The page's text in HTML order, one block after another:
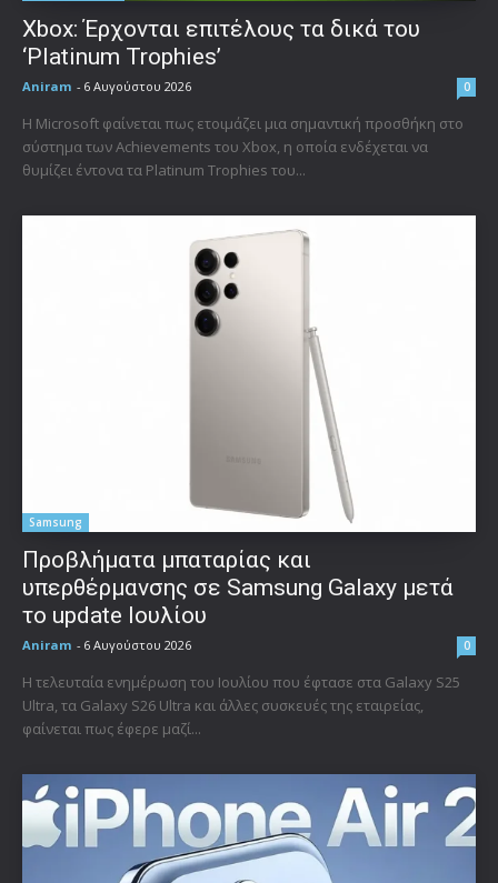
Xbox: Έρχονται επιτέλους τα δικά του
‘Platinum Trophies’
Aniram - 6 Αυγούστου 2026 0
Η Microsoft φαίνεται πως ετοιμάζει μια σημαντική προσθήκη στο
σύστημα των Achievements του Xbox, η οποία ενδέχεται να
θυμίζει έντονα τα Platinum Trophies του...
Samsung
Προβλήματα μπαταρίας και
υπερθέρμανσης σε Samsung Galaxy μετά
το update Ιουλίου
Aniram - 6 Αυγούστου 2026 0
Η τελευταία ενημέρωση του Ιουλίου που έφτασε στα Galaxy S25
Ultra, τα Galaxy S26 Ultra και άλλες συσκευές της εταιρείας,
φαίνεται πως έφερε μαζί...